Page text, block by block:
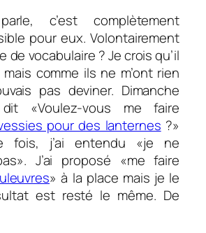
c’est complètement
pour eux. Volontairement
de vocabulaire ? Je crois qu’il
comme ils ne m’ont rien
pas deviner. Dimanche
«Voulez-vous me faire
pour des lanternes ?»
fois, j’ai entendu «je ne
J’ai proposé «me faire
» à la place mais je le
est resté le même. De